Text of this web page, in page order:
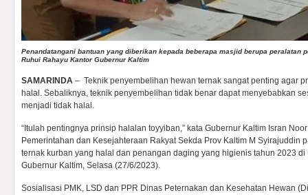
Penandatangani bantuan yang diberikan kepada beberapa masjid berupa peralatan
Ruhui Rahayu Kantor Gubernur Kaltim
SAMARINDA – Teknik penyembelihan hewan ternak sangat penting agar
halal. Sebaliknya, teknik penyembelihan tidak benar dapat menyebabkan
menjadi tidak halal.
“Itulah pentingnya prinsip halalan toyyiban,” kata Gubernur Kaltim Isran
Pemerintahan dan Kesejahteraan Rakyat Sekda Prov Kaltim M Syirajuddin
ternak kurban yang halal dan penangan daging yang higienis tahun 2023
Gubernur Kaltim, Selasa (27/6/2023).
Sosialisasi PMK, LSD dan PPR Dinas Peternakan dan Kesehatan Hewan